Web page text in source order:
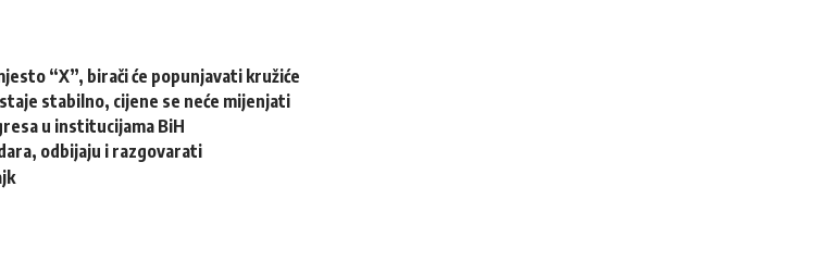
“X”, birači će popunjavati kružiće
stabilno, cijene se neće mijenjati
u institucijama BiH
odbijaju i razgovarati